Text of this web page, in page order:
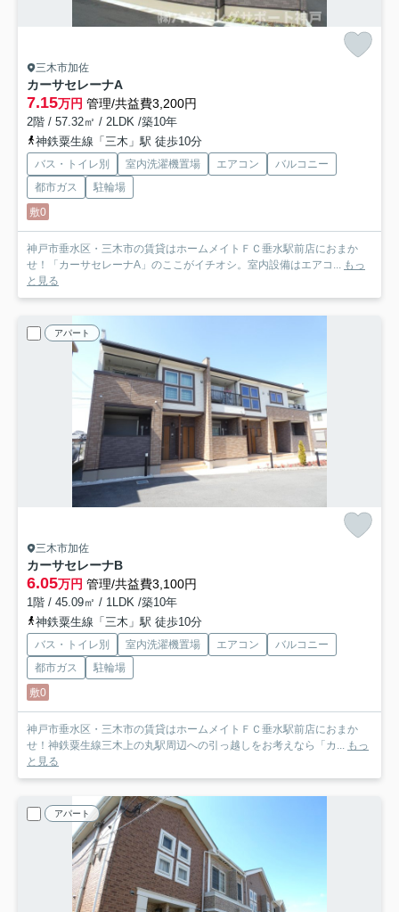
三木市加佐
カーサセレーナA
7.15万円 管理/共益費3,200円
2階 / 57.32㎡ / 2LDK /築10年
神鉄粟生線「三木」駅 徒歩10分
バス・トイレ別 室内洗濯機置場 エアコン
バルコニー
都市ガス
駐輪場
敷0
神戸市垂水区・三木市の賃貸はホームメイトＦＣ垂水駅前店におまか
せ！「カーサセレーナA」のここがイチオシ。室内設備はエアコ...
もっ
と見る
アパート
三木市加佐
カーサセレーナB
6.05万円 管理/共益費3,100円
1階 / 45.09㎡ / 1LDK /築10年
神鉄粟生線「三木」駅 徒歩10分
バス・トイレ別 室内洗濯機置場 エアコン
バルコニー
都市ガス
駐輪場
敷0
神戸市垂水区・三木市の賃貸はホームメイトＦＣ垂水駅前店におまか
せ！神鉄粟生線三木上の丸駅周辺への引っ越しをお考えなら「カ...
もっ
と見る
アパート